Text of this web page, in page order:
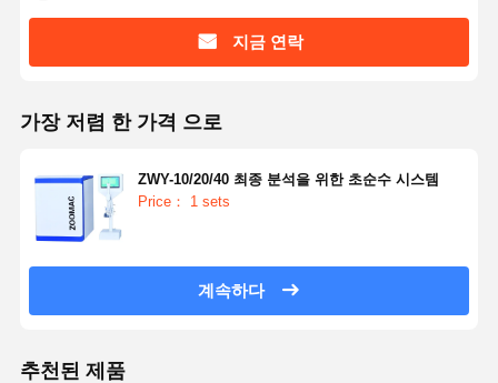
지금 연락
가장 저렴 한 가격 으로
ZWY-10/20/40 최종 분석을 위한 초순수 시스템
Price： 1 sets
계속하다
추천된 제품